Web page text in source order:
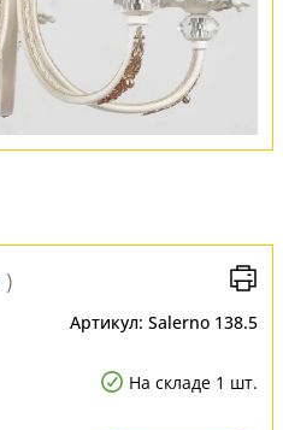
)
Артикул: Salerno 138.5
На складе 1 шт.